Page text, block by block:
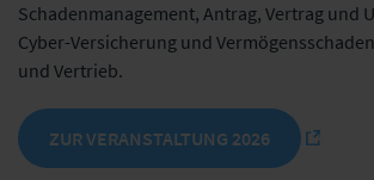
Schadenmanagement, Antrag, Vertrag und
Cyber-Versicherung und
und Vertrieb.
ZUR VERANSTALTUNG 2026